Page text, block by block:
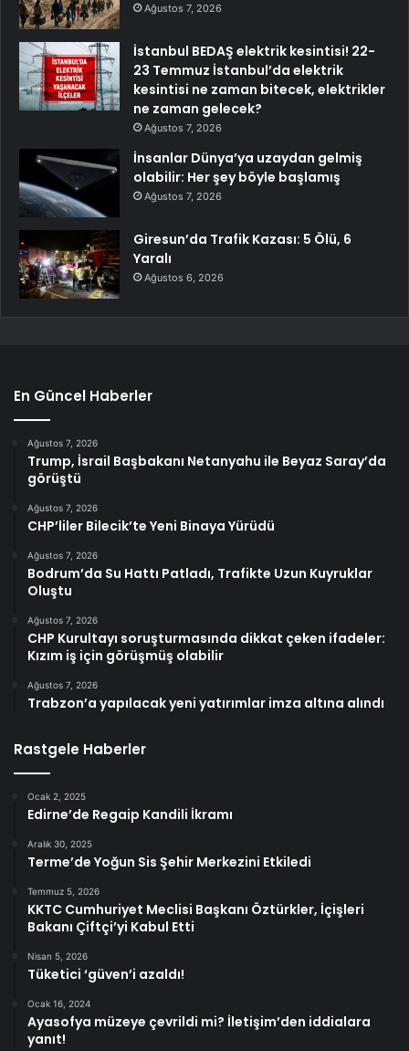
Ağustos 7, 2026
İstanbul BEDAŞ elektrik kesintisi! 22-
23 Temmuz İstanbul’da elektrik
kesintisi ne zaman bitecek, elektrikler
ne zaman gelecek?
Ağustos 7, 2026
İnsanlar Dünya’ya uzaydan gelmiş
olabilir: Her şey böyle başlamış
Ağustos 7, 2026
Giresun’da Trafik Kazası: 5 Ölü, 6
Yaralı
Ağustos 6, 2026
En Güncel Haberler
Ağustos 7, 2026
Trump, İsrail Başbakanı Netanyahu ile Beyaz Saray’da
görüştü
Ağustos 7, 2026
CHP’liler Bilecik’te Yeni Binaya Yürüdü
Ağustos 7, 2026
Bodrum’da Su Hattı Patladı, Trafikte Uzun Kuyruklar
Oluştu
Ağustos 7, 2026
CHP Kurultayı soruşturmasında dikkat çeken ifadeler:
Kızım iş için görüşmüş olabilir
Ağustos 7, 2026
Trabzon’a yapılacak yeni yatırımlar imza altına alındı
Rastgele Haberler
Ocak 2, 2025
Edirne’de Regaip Kandili İkramı
Aralık 30, 2025
Terme’de Yoğun Sis Şehir Merkezini Etkiledi
Temmuz 5, 2026
KKTC Cumhuriyet Meclisi Başkanı Öztürkler, İçişleri
Bakanı Çiftçi’yi Kabul Etti
Nisan 5, 2026
Tüketici ‘güven’i azaldı!
Ocak 16, 2024
Ayasofya müzeye çevrildi mi? İletişim’den iddialara
yanıt!